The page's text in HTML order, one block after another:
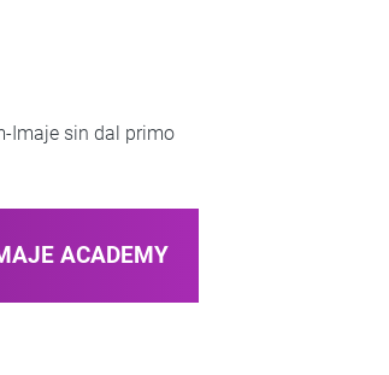
Imaje sin dal primo
ACADEMY